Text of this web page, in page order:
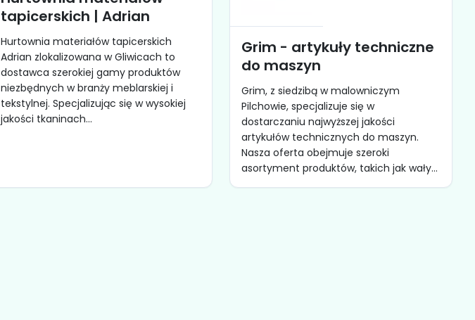
tapicerskich | Adrian
Hurtownia materiałów tapicerskich
Adrian zlokalizowana w Gliwicach to
dostawca szerokiej gamy produktów
niezbędnych w branży meblarskiej i
tekstylnej. Specjalizując się w wysokiej
jakości tkaninach...
Grim - artykuły techniczne
do maszyn
Grim, z siedzibą w malowniczym
Pilchowie, specjalizuje się w
dostarczaniu najwyższej jakości
artykułów technicznych do maszyn.
Nasza oferta obejmuje szeroki
asortyment produktów, takich jak wały...